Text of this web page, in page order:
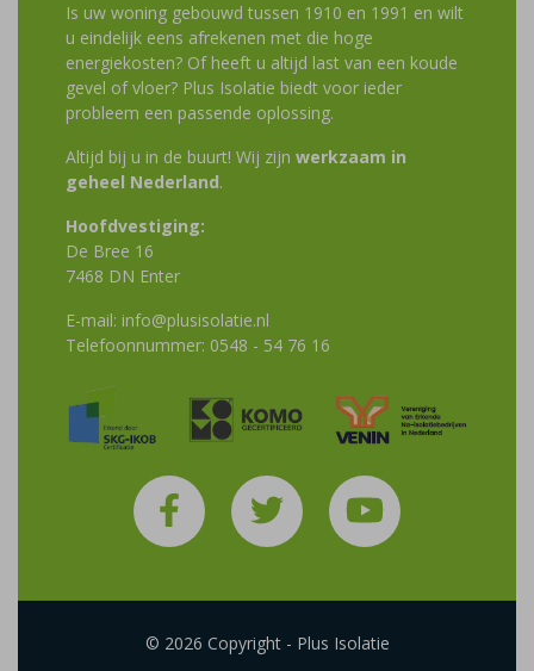
Is uw woning gebouwd tussen 1910 en 1991 en wilt
u eindelijk eens afrekenen met die hoge
energiekosten? Of heeft u altijd last van een koude
gevel of vloer? Plus Isolatie biedt voor ieder
probleem een passende oplossing.
Altijd bij u in de buurt! Wij zijn werkzaam in
geheel Nederland.
Hoofdvestiging:
De Bree 16
7468 DN Enter
E-mail: info@plusisolatie.nl
Telefoonnummer: 0548 - 54 76 16
© 2026 Copyright - Plus Isolatie